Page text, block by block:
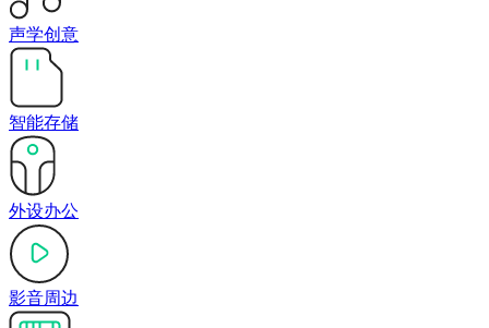
声学创意
智能存储
外设办公
影音周边